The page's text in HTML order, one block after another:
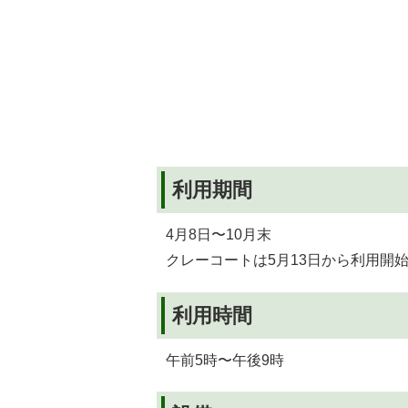
利用期間
4月8日〜10月末
クレーコートは5月13日から利用開
利用時間
午前5時〜午後9時